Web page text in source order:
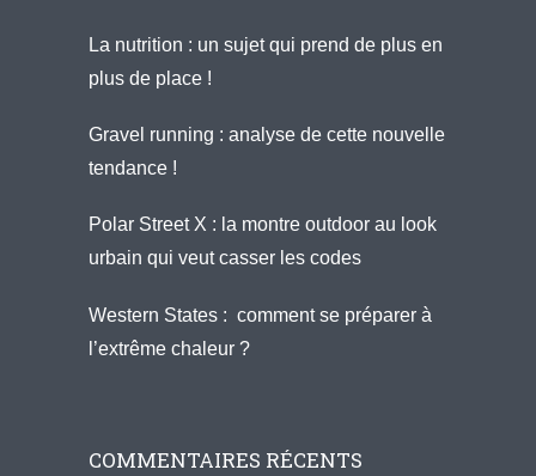
La nutrition : un sujet qui prend de plus en
plus de place !
Gravel running : analyse de cette nouvelle
tendance !
Polar Street X : la montre outdoor au look
urbain qui veut casser les codes
Western States : comment se préparer à
l’extrême chaleur ?
COMMENTAIRES RÉCENTS